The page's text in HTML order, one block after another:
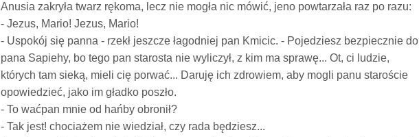
Anusia zakryła twarz rękoma, lecz nie mogła nic mówić, jeno powtarzała raz po razu:
- Jezus, Mario! Jezus, Mario!
- Uspokój się panna - rzekł jeszcze łagodniej pan Kmicic. - Pojedziesz bezpiecznie do
pana Sapiehy, bo tego pan starosta nie wyliczył, z kim ma sprawę... Ot, ci ludzie,
których tam sieką, mieli cię porwać... Daruję ich zdrowiem, aby mogli panu staroście
opowiedzieć, jako im gładko poszło.
- To waćpan mnie od hańby obronił?
- Tak jest! chociażem nie wiedział, czy rada będziesz...